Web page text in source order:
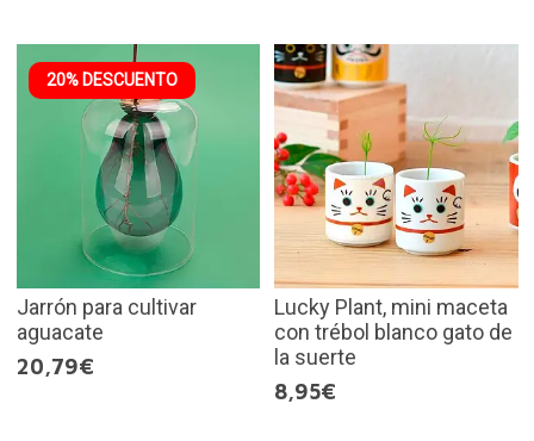
20% DESCUENTO
Jarrón para cultivar
aguacate
20,79€
Lucky Plant, mini maceta
con trébol blanco gato de
la suerte
8,95€